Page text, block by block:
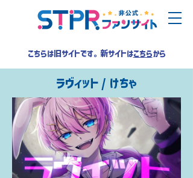
こちらは旧サイトです。新サイトはこちらから
ラヴィット / けちゃ